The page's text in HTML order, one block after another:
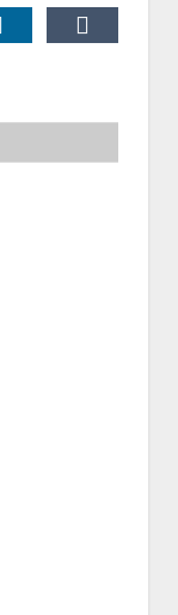
LinkedIn